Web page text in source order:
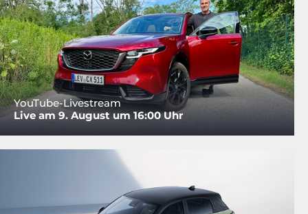
YouTube-Livestream
Live am 9. August um 16:00 Uhr